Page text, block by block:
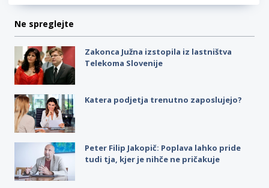
Ne spreglejte
Zakonca Južna izstopila iz lastništva
Telekoma Slovenije
Katera podjetja trenutno zaposlujejo?
Peter Filip Jakopič: Poplava lahko pride
tudi tja, kjer je nihče ne pričakuje